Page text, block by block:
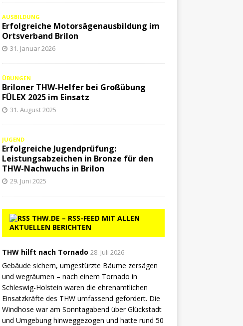
AUSBILDUNG
Erfolgreiche Motorsägenausbildung im
Ortsverband Brilon
31. Januar 2026
ÜBUNGEN
Briloner THW-Helfer bei Großübung
FÜLEX 2025 im Einsatz
31. August 2025
JUGEND
Erfolgreiche Jugendprüfung:
Leistungsabzeichen in Bronze für den
THW-Nachwuchs in Brilon
29. Juni 2025
THW.DE – RSS-FEED MIT ALLEN
AKTUELLEN BERICHTEN
THW hilft nach Tornado 28. Juli 2026
Gebäude sichern, umgestürzte Bäume zersägen
und wegräumen – nach einem Tornado in
Schleswig-Holstein waren die ehrenamtlichen
Einsatzkräfte des THW umfassend gefordert. Die
Windhose war am Sonntagabend über Glückstadt
und Umgebung hinweggezogen und hatte rund 50